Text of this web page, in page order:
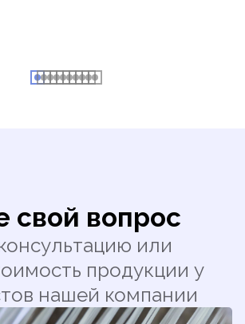
свой вопрос
или
продукции у
нашей компании